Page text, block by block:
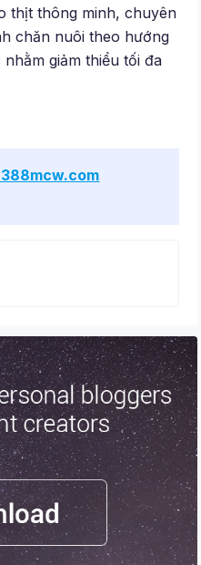
thịt thông minh, chuyên
chăn nuôi theo hướng
giảm thiểu tối đa